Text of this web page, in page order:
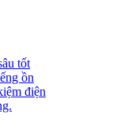
tốt
ồn
điện